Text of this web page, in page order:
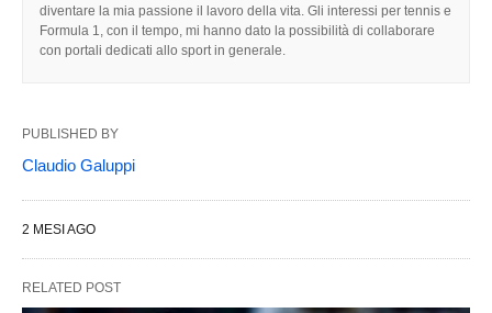
diventare la mia passione il lavoro della vita. Gli interessi per tennis e
Formula 1, con il tempo, mi hanno dato la possibilità di collaborare
con portali dedicati allo sport in generale.
PUBLISHED BY
Claudio Galuppi
2 MESI AGO
RELATED POST